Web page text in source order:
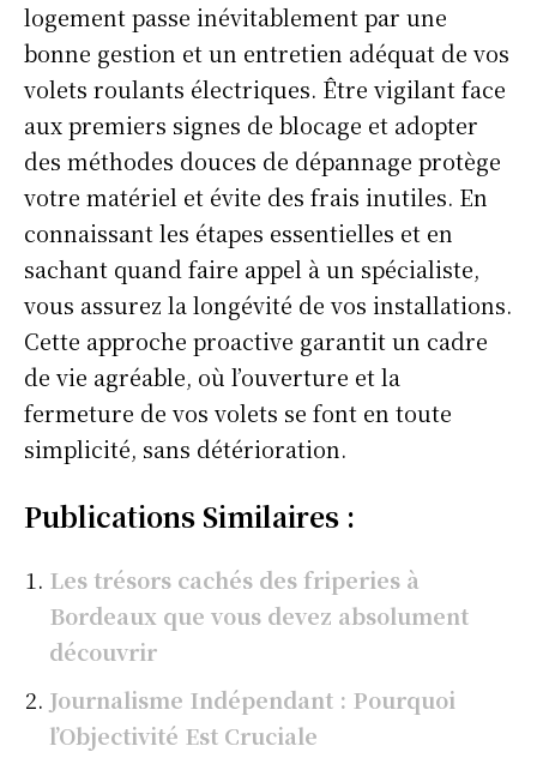
logement passe inévitablement par une
bonne gestion et un entretien adéquat de vos
volets roulants électriques. Être vigilant face
aux premiers signes de blocage et adopter
des méthodes douces de dépannage protège
votre matériel et évite des frais inutiles. En
connaissant les étapes essentielles et en
sachant quand faire appel à un spécialiste,
vous assurez la longévité de vos installations.
Cette approche proactive garantit un cadre
de vie agréable, où l’ouverture et la
fermeture de vos volets se font en toute
simplicité, sans détérioration.
Publications Similaires :
Les trésors cachés des friperies à
Bordeaux que vous devez absolument
découvrir
Journalisme Indépendant : Pourquoi
l’Objectivité Est Cruciale